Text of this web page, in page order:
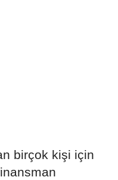
birçok kişi için